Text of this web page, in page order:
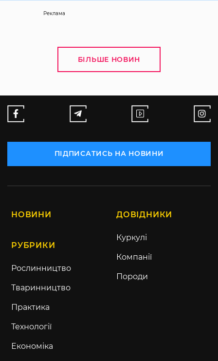
Реклама
БІЛЬШЕ НОВИН
ПІДПИСАТИСЬ НА НОВИНИ
НОВИНИ
РУБРИКИ
Рослинництво
Тваринництво
Практика
Технології
Економіка
ДОВІДНИКИ
Куркулі
Компанії
Породи